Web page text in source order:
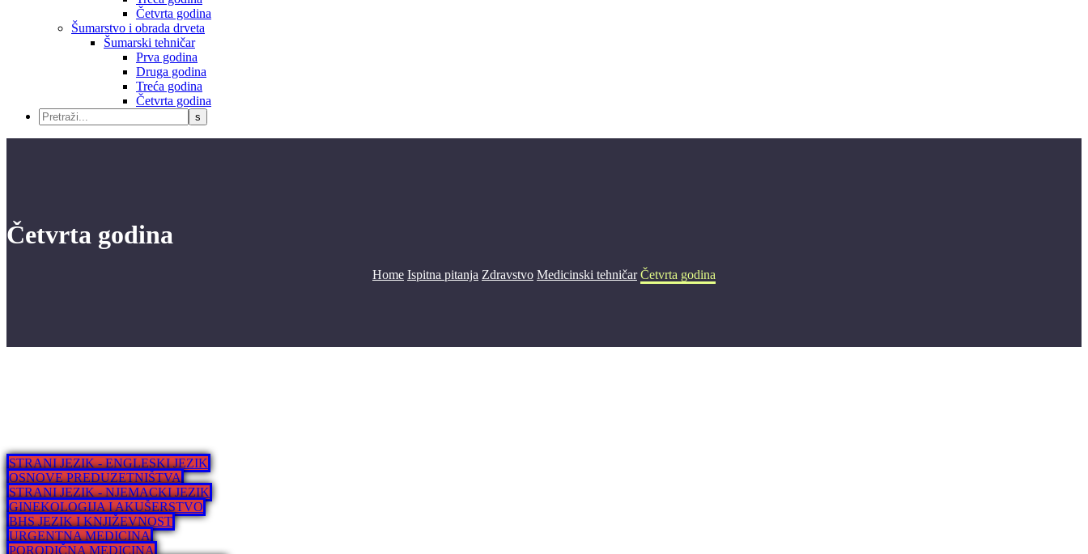
Četvrta godina
Šumarstvo i obrada drveta
Šumarski tehničar
Prva godina
Druga godina
Treća godina
Četvrta godina
Četvrta godina
Home Ispitna pitanja Zdravstvo Medicinski tehničar Četvrta godina
STRANI JEZIK - ENGLESKI JEZIK
OSNOVE PREDUZETNIŠTVA
STRANI JEZIK - NJEMACKI JEZIK
GINEKOLOGIJA I AKUŠERSTVO
BHS JEZIK I KNJIŽEVNOST
URGENTNA MEDICINA
PORODIČNA MEDICINA